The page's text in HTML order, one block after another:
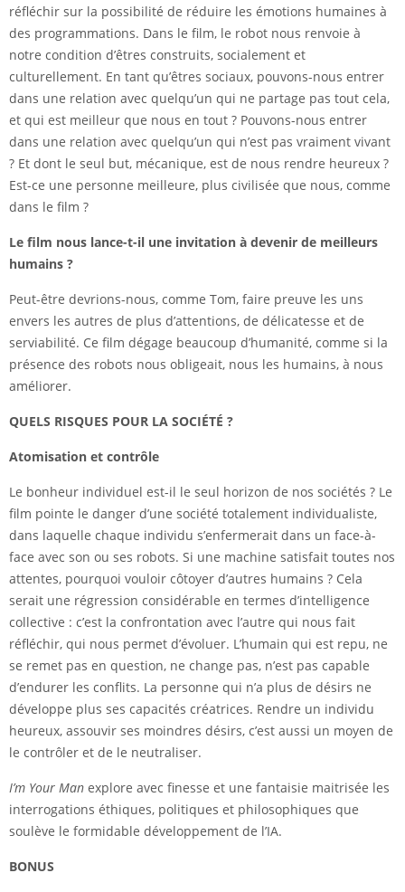
réfléchir sur la possibilité de réduire les émotions humaines à
des programmations. Dans le film, le robot nous renvoie à
notre condition d’êtres construits, socialement et
culturellement. En tant qu’êtres sociaux, pouvons-nous entrer
dans une relation avec quelqu’un qui ne partage pas tout cela,
et qui est meilleur que nous en tout ? Pouvons-nous entrer
dans une relation avec quelqu’un qui n’est pas vraiment vivant
? Et dont le seul but, mécanique, est de nous rendre heureux ?
Est-ce une personne meilleure, plus civilisée que nous, comme
dans le film ?
Le film nous lance-t-il une invitation à devenir de meilleurs
humains ?
Peut-être devrions-nous, comme Tom, faire preuve les uns
envers les autres de plus d’attentions, de délicatesse et de
serviabilité. Ce film dégage beaucoup d’humanité, comme si la
présence des robots nous obligeait, nous les humains, à nous
améliorer.
QUELS RISQUES POUR LA SOCIÉTÉ ?
Atomisation et contrôle
Le bonheur individuel est-il le seul horizon de nos sociétés ? Le
film pointe le danger d’une société totalement individualiste,
dans laquelle chaque individu s’enfermerait dans un face-à-
face avec son ou ses robots. Si une machine satisfait toutes nos
attentes, pourquoi vouloir côtoyer d’autres humains ? Cela
serait une régression considérable en termes d’intelligence
collective : c’est la confrontation avec l’autre qui nous fait
réfléchir, qui nous permet d’évoluer. L’humain qui est repu, ne
se remet pas en question, ne change pas, n’est pas capable
d’endurer les conflits. La personne qui n’a plus de désirs ne
développe plus ses capacités créatrices. Rendre un individu
heureux, assouvir ses moindres désirs, c’est aussi un moyen de
le contrôler et de le neutraliser.
I’m Your Man explore avec finesse et une fantaisie maitrisée les
interrogations éthiques, politiques et philosophiques que
soulève le formidable développement de l’IA.
BONUS